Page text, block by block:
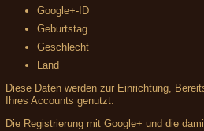
Google+-ID
Geburtstag
Geschlecht
Land
Diese Daten werden zur Einrichtung,
Ihres Accounts genutzt.
Die Registrierung mit Google+ und die